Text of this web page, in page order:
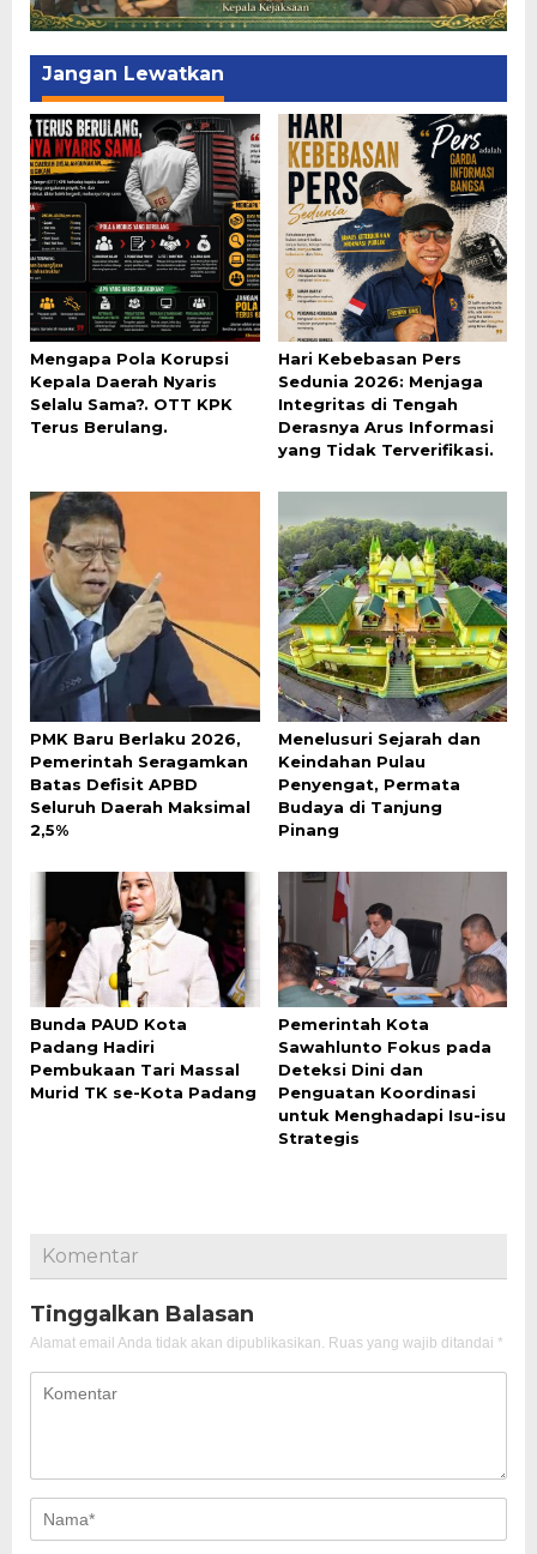
Jangan Lewatkan
Mengapa Pola Korupsi
Kepala Daerah Nyaris
Selalu Sama?. OTT KPK
Terus Berulang.
Hari Kebebasan Pers
Sedunia 2026: Menjaga
Integritas di Tengah
Derasnya Arus Informasi
yang Tidak Terverifikasi.
PMK Baru Berlaku 2026,
Pemerintah Seragamkan
Batas Defisit APBD
Seluruh Daerah Maksimal
2,5%
Menelusuri Sejarah dan
Keindahan Pulau
Penyengat, Permata
Budaya di Tanjung
Pinang
Bunda PAUD Kota
Padang Hadiri
Pembukaan Tari Massal
Murid TK se-Kota Padang
Pemerintah Kota
Sawahlunto Fokus pada
Deteksi Dini dan
Penguatan Koordinasi
untuk Menghadapi Isu-isu
Strategis
Komentar
Tinggalkan Balasan
Alamat email Anda tidak akan dipublikasikan. Ruas yang wajib ditandai *